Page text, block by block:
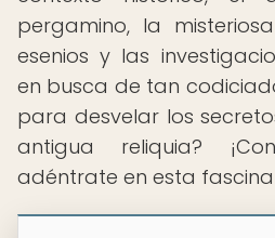
pergamino, la
esenios y las
en busca de tan
para desvelar los
antigua reliquia?
adéntrate en esta